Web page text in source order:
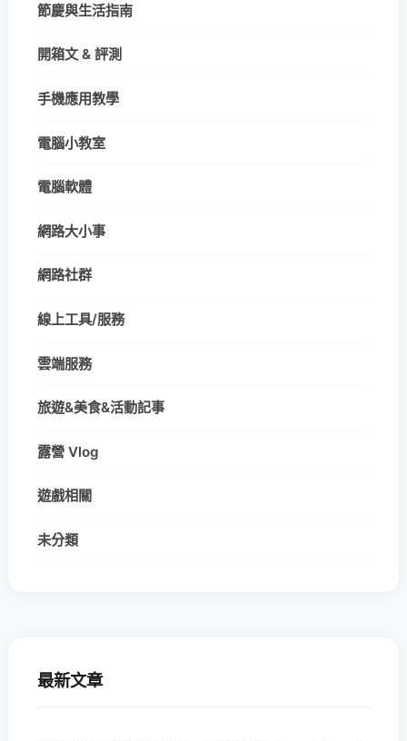
節慶與生活指南
開箱文 & 評測
手機應用教學
電腦小教室
電腦軟體
網路大小事
網路社群
線上工具/服務
雲端服務
旅遊&美食&活動記事
露營 Vlog
遊戲相關
未分類
最新文章